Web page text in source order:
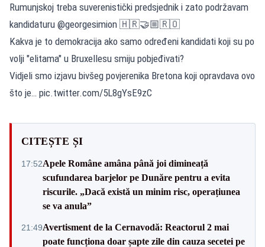
Rumunjskoj treba suverenistički predsjednik i zato podržavam
kandidaturu @georgesimion 🇭🇷🤝🏼🇷🇴
Kakva je to demokracija ako samo određeni kandidati koji su po
volji "elitama" u Bruxellesu smiju pobjeđivati?
Vidjeli smo izjavu bivšeg povjerenika Bretona koji opravdava ovo
što je… pic.twitter.com/5L8gYsE9zC
CITEȘTE ȘI
17:52Apele Române amâna până joi dimineață
scufundarea barjelor pe Dunăre pentru a evita
riscurile. „Dacă există un minim risc, operațiunea
se va anula”
21:49Avertisment de la Cernavodă: Reactorul 2 mai
poate funcționa doar șapte zile din cauza secetei pe